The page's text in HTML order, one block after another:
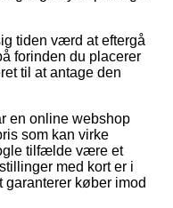
tiden værd at eftergå
forinden du placerer
til at antage den
en online webshop
som kan virke
tilfælde være et
med kort er i
garanterer køber imod